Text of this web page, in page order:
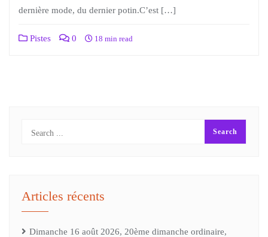
dernière mode, du dernier potin.C’est […]
Pistes 0 18 min read
Articles récents
Dimanche 16 août 2026, 20ème dimanche ordinaire,